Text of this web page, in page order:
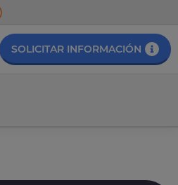
SOLICITAR INFORMACIÓN